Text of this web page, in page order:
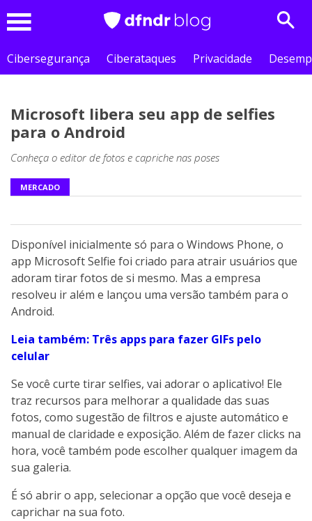
Cibersegurança
Ciberataques Privacidade
Microsoft libera seu app de selfies
para o Android
Conheça o editor de fotos e capriche nas poses
MERCADO
Disponível inicialmente só para o Windows Phone, o
app Microsoft Selfie foi criado para atrair usuários que
adoram tirar fotos de si mesmo. Mas a empresa
resolveu ir além e lançou uma versão também para o
Android.
Leia também: Três apps para fazer GIFs pelo
celular
Se você curte tirar selfies, vai adorar o aplicativo! Ele
traz recursos para melhorar a qualidade das suas
fotos, como sugestão de filtros e ajuste automático e
manual de claridade e exposição. Além de fazer clicks na
hora, você também pode escolher qualquer imagem da
sua galeria.
É só abrir o app, selecionar a opção que você deseja e
caprichar na sua foto.